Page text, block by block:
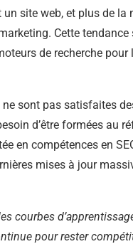
site web, et plus de la
Cette tendance
de recherche
sont pas satisfaites
d’être formées au
en compétences en
mises à jour
courbes
pour rester